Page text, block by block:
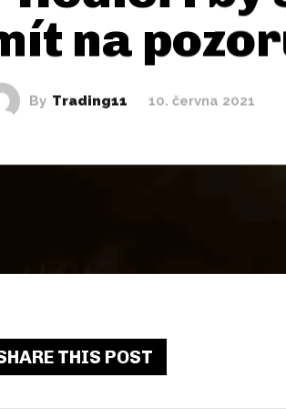
na
By Trading11 10. června 2021
THIS POST